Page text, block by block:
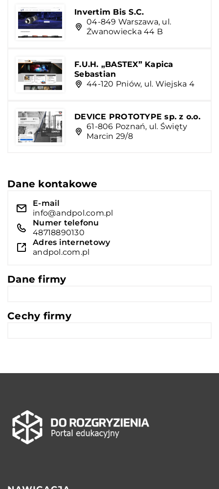
Invertim Bis S.C.
04-849 Warszawa, ul.
Żwanowiecka 44 B
F.U.H. „BASTEX” Kapica
Sebastian
44-120 Pniów, ul. Wiejska 4
DEVICE PROTOTYPE sp. z o.o.
61-806 Poznań, ul. Święty
Marcin 29/8
Dane kontakowe
E-mail
info@andpol.com.pl
Numer telefonu
48718890130
Adres internetowy
andpol.com.pl
Dane firmy
Cechy firmy